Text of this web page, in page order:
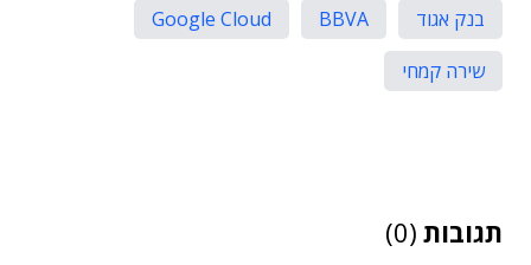
בנק אגוד
BBVA
Google Cloud
שירה קמחי
תגובות (0)